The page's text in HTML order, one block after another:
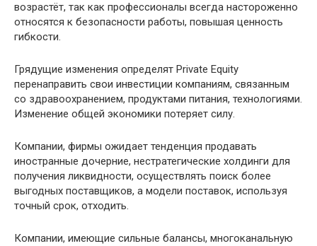
возрастёт, так как профессионалы всегда настороженно
относятся к безопасности работы, повышая ценность
гибкости.
Грядущие изменения определят Private Equity
перенаправить свои инвестиции компаниям, связанным
со здравоохранением, продуктами питания, технологиями.
Изменение общей экономики потеряет силу.
Компании, фирмы ожидает тенденция продавать
иностранные дочерние, нестратегические холдинги для
получения ликвидности, осуществлять поиск более
выгодных поставщиков, а модели поставок, используя
точный срок, отходить.
Компании, имеющие сильные балансы, многоканальную